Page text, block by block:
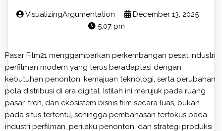
VisualizingArgumentation
December 13, 2025
5:07 pm
Pasar Film21 menggambarkan perkembangan pesat industri
perfilman modern yang terus beradaptasi dengan
kebutuhan penonton, kemajuan teknologi, serta perubahan
pola distribusi di era digital. Istilah ini merujuk pada ruang
pasar, tren, dan ekosistem bisnis film secara luas, bukan
pada situs tertentu, sehingga pembahasan terfokus pada
industri perfilman, perilaku penonton, dan strategi produksi